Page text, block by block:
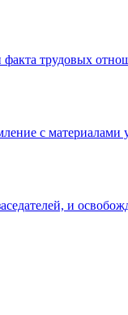
факта трудовых
с материалами
и